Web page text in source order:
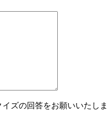
ズの回答をお願いいたしま